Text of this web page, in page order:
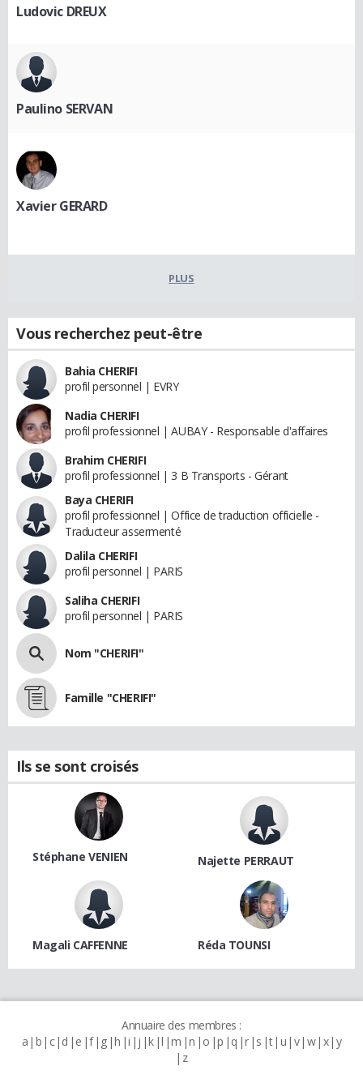
Ludovic DREUX
Paulino SERVAN
Xavier GERARD
PLUS
Vous recherchez peut-être
Bahia CHERIFI
profil personnel | EVRY
Nadia CHERIFI
profil professionnel | AUBAY - Responsable d'affaires
Brahim CHERIFI
profil professionnel | 3 B Transports - Gérant
Baya CHERIFI
profil professionnel | Office de traduction officielle -
Traducteur assermenté
Dalila CHERIFI
profil personnel | PARIS
Saliha CHERIFI
profil personnel | PARIS
Nom "CHERIFI"
Famille "CHERIFI"
Ils se sont croisés
Stéphane VENIEN Najette PERRAUT
Magali CAFFENNE Réda TOUNSI
Annuaire des membres :
a b c d e f g h i j k l m n o p q r s t u v w x y
z